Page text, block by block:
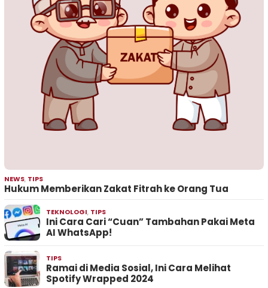
NEWS, TIPS
Hukum Memberikan Zakat Fitrah ke Orang Tua
TEKNOLOGI, TIPS
Ini Cara Cari “Cuan” Tambahan Pakai Meta
AI WhatsApp!
TIPS
Ramai di Media Sosial, Ini Cara Melihat
Spotify Wrapped 2024